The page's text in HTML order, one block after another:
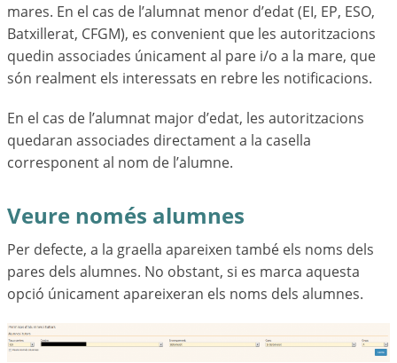
mares. En el cas de l’alumnat menor d’edat (EI, EP, ESO,
Batxillerat, CFGM), es convenient que les autoritzacions
quedin associades únicament al pare i/o a la mare, que
són realment els interessats en rebre les notificacions.
En el cas de l’alumnat major d’edat, les autoritzacions
quedaran associades directament a la casella
corresponent al nom de l’alumne.
Veure només alumnes
Per defecte, a la graella apareixen també els noms dels
pares dels alumnes. No obstant, si es marca aquesta
opció únicament apareixeran els noms dels alumnes.